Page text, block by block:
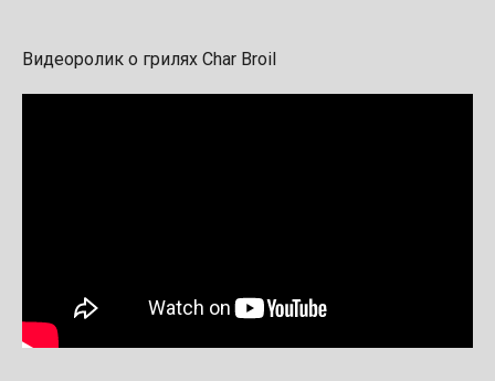
Видеоролик о грилях Char Broil